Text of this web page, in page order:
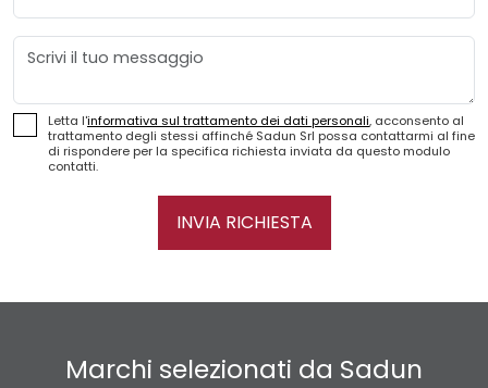
Messaggio
Letta l'informativa sul trattamento dei dati personali, acconsento al
trattamento degli stessi affinché Sadun Srl possa contattarmi al fine
di rispondere per la specifica richiesta inviata da questo modulo
contatti.
INVIA RICHIESTA
Marchi selezionati da Sadun